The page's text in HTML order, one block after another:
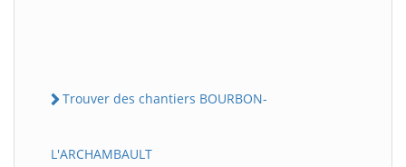
Trouver des chantiers BOURBON-
L'ARCHAMBAULT